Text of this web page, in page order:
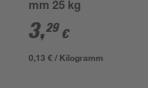
mm 25 kg
3,29 €
0,13 € / Kilogramm